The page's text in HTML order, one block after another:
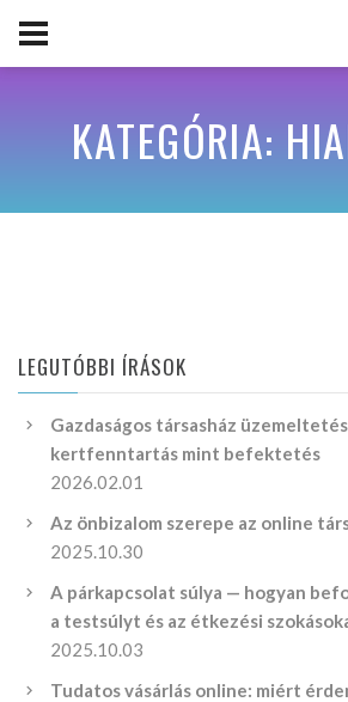
KATEGÓRIA:
LEGUTÓBBI ÍRÁSOK
Gazdaságos társasház
kertfenntartás mint befektetés
2026.02.01
Az önbizalom szerepe az online
2025.10.30
A párkapcsolat súlya — hogyan
a testsúlyt és az étkezési
2025.10.03
Tudatos vásárlás online: miért